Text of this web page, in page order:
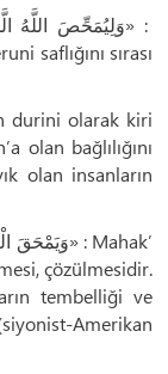
saflığını sırası
durini olarak kiri
olan bağlılığını
olan insanların
çözülmesidir.
tembelliği ve
Amerikan